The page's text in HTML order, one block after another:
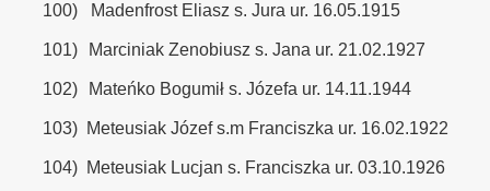
100) Madenfrost Eliasz s. Jura ur. 16.05.1915
101) Marciniak Zenobiusz s. Jana ur. 21.02.1927
102) Mateńko Bogumił s. Józefa ur. 14.11.1944
103) Meteusiak Józef s.m Franciszka ur. 16.02.1922
104) Meteusiak Lucjan s. Franciszka ur. 03.10.1926